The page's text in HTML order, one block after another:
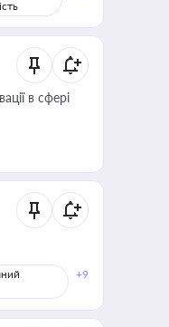
в сфері
+9